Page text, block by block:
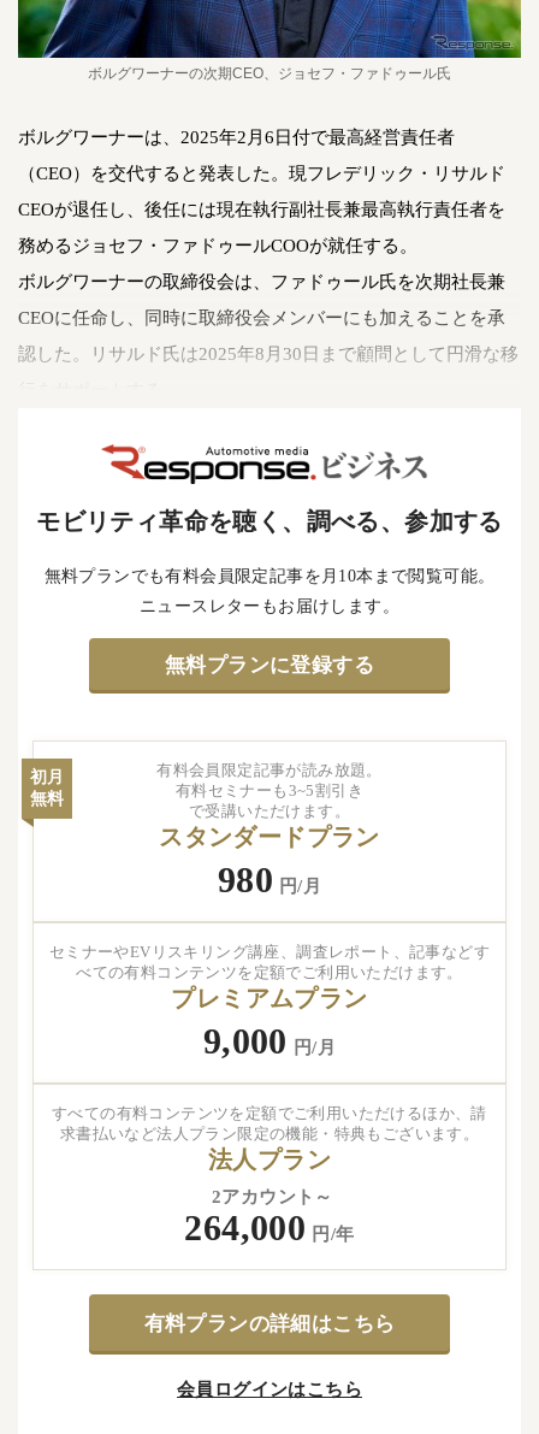
ボルグワーナーの次期CEO、ジョセフ・ファドゥール氏
ボルグワーナーは、2025年2月6日付で最高経営責任者
（CEO）を交代すると発表した。現フレデリック・リサルド
CEOが退任し、後任には現在執行副社長兼最高執行責任者を
務めるジョセフ・ファドゥールCOOが就任する。
ボルグワーナーの取締役会は、ファドゥール氏を次期社長兼
CEOに任命し、同時に取締役会メンバーにも加えることを承
認した。リサルド氏は2025年8月30日まで顧問として円滑な移
モビリティ革命を聴く、調べる、参加する
無料プランでも有料会員限定記事を月10本まで閲覧可能。
ニュースレターもお届けします。
無料プランに登録する
有料会員限定記事が読み放題。
有料セミナーも3~5割引き
で受講いただけます。
初月
無料
スタンダードプラン
980 円/月
セミナーやEVリスキリング講座、調査レポート、記事などす
べての有料コンテンツを定額でご利用いただけます。
プレミアムプラン
9,000 円/月
すべての有料コンテンツを定額でご利用いただけるほか、請
求書払いなど法人プラン限定の機能・特典もございます。
法人プラン
2アカウント～
264,000 円/年
有料プランの詳細はこちら
会員ログインはこちら